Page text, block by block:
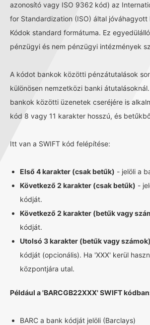
azonosító vagy ISO 9362 kód) az
for Standardization (ISO) által jóváhagyott
Kódok standard formátuma. Ez
pénzügyi és nem pénzügyi intézmények
A kódot bankok közötti pénzátutalások
különösen nemzetközi banki
bankok közötti üzenetek cseréjére is
kód 8 vagy 11 karakter hosszú, és
Itt van a SWIFT kód felépítése:
Első 4 karakter (csak betűk) - jelöli a
Következő 2 karakter (csak betűk) -
kódját.
Következő 2 karakter (betűk vagy
kódját.
Utolsó 3 karakter (betűk vagy számok)
kódját (opcionális). Ha 'XXX' kerül
központjára utal.
Például a 'BARCGB22XXX' SWIFT
BARC a bank kódját jelöli (Barclays)